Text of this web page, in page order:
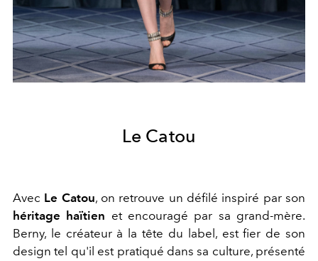
Le Catou
Avec Le Catou, on retrouve un défilé inspiré par son
héritage haïtien et encouragé par sa grand-mère.
Berny, le créateur à la tête du label, est fier de son
design tel qu'il est pratiqué dans sa culture, présenté